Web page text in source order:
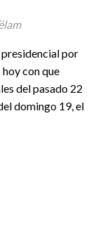
por
con que
del pasado 22
domingo 19, el